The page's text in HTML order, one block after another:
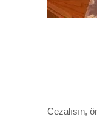
Cezalısın,